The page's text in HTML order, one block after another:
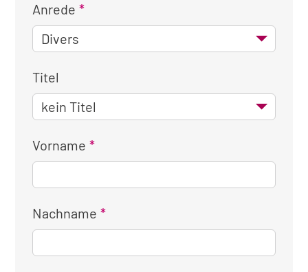
Anrede
Titel
Vorname
Nachname